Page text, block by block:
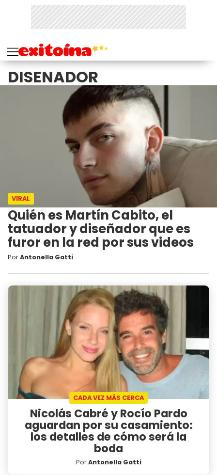
DISENADOR
VIRAL
Quién es Martín Cabito, el
tatuador y diseñador que es
furor en la red por sus videos
PorAntonella Gatti
CADA VEZ MÁS CERCA
Nicolás Cabré y Rocío Pardo
aguardan por su casamiento:
los detalles de cómo será la
boda
PorAntonella Gatti